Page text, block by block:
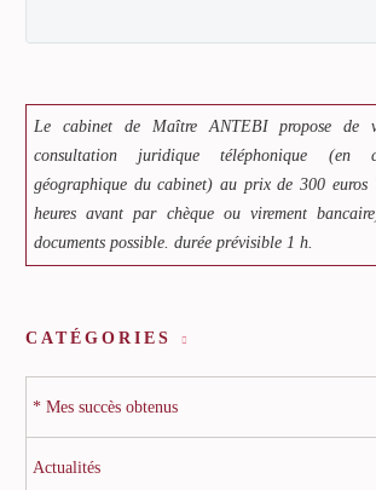
Le cabinet de Maître ANTEBI propose de
consultation juridique téléphonique (en
géographique du cabinet) au prix de 300 euros
heures avant par chèque ou virement
documents possible. durée prévisible 1 h.
CATÉGORIES
* Mes succès obtenus
Actualités